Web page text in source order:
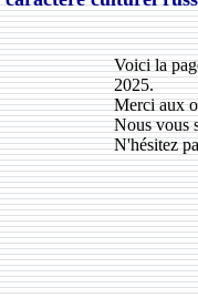
Voici la
2025.
Merci aux
Nous vous
N'hésitez